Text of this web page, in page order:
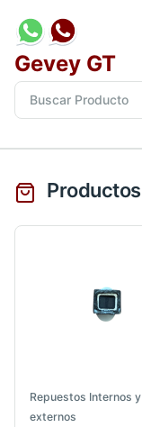
Gevey GT
Productos
Repuestos Internos y
externos